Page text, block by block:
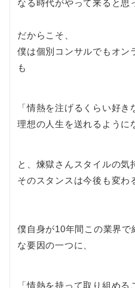
なる時代がやって来ると思
だからこそ、
僕は個別コンサルでもオン
も
「情熱を注げるくらい好き
理想の人生を送れるように
と、煉獄さんスタイルの気
そのスタンスは今後も変わ
僕自身が10年間この業界で
な要因の一つに、
「情熱を持って取り組める